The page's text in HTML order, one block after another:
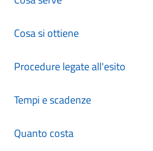
Cosa si ottiene
Procedure legate all'esito
Tempi e scadenze
Quanto costa